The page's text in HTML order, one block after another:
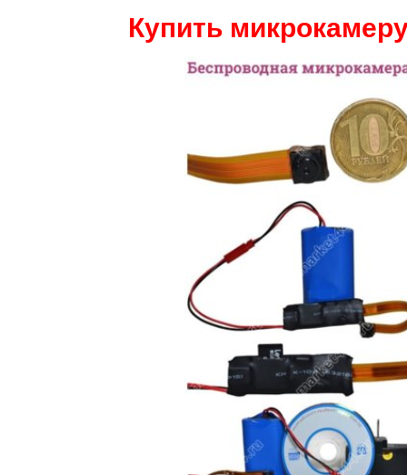
Купить